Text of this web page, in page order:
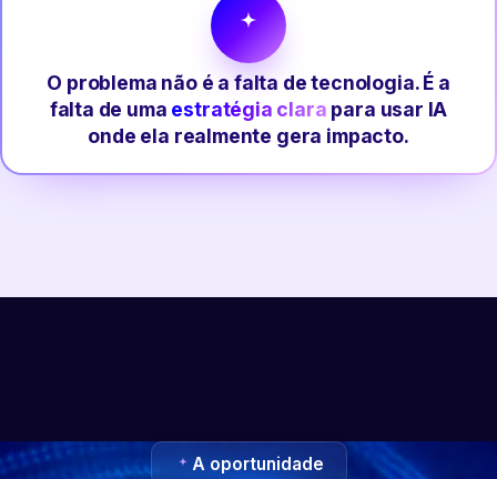
O problema não é a falta de tecnologia. É a
falta de uma estratégia clara para usar IA
onde ela realmente gera impacto.
A oportunidade